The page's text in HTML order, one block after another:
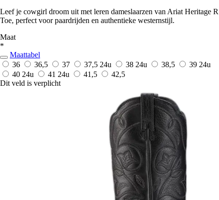
Leef je cowgirl droom uit met leren dameslaarzen van Ariat Heritage R
Toe, perfect voor paardrijden en authentieke westernstijl.
Maat
*
Maattabel
36
36,5 37 37,5 24u 38 24u 38,5 39 24u
40 24u 41 24u 41,5
42,5
Dit veld is verplicht